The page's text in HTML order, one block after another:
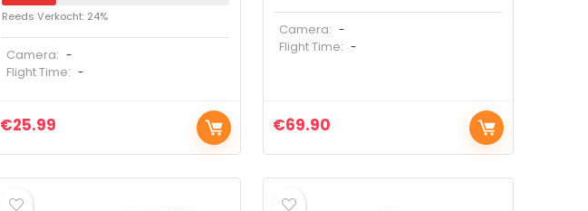
Reeds Verkocht: 24%
Camera: -
Flight Time: -
€25.99
Camera: -
Flight Time: -
€69.90